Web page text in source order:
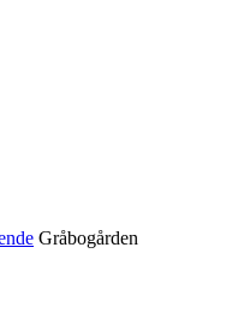
Gråbogården